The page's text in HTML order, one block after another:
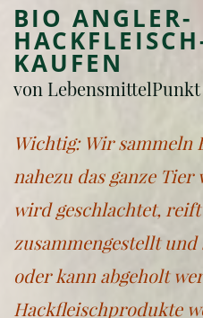
BIO ANGLER-
KAUFEN
von LebensmittelPunkt
Wichtig: Wir sammeln
nahezu das ganze
wird geschlachtet,
zusammengestellt
oder kann abgeholt
Hackfleischprodukte